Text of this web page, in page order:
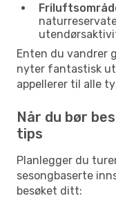
Enten du vandrer
nyter fantastisk
appellerer til alle
Når du bør
tips
Planlegger du
sesongbaserte
besøket ditt: